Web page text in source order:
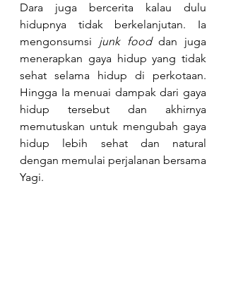
Dara juga bercerita kalau dulu
hidupnya tidak berkelanjutan. Ia
mengonsumsi junk food dan juga
menerapkan gaya hidup yang tidak
sehat selama hidup di perkotaan.
Hingga Ia menuai dampak dari gaya
hidup tersebut dan akhirnya
memutuskan untuk mengubah gaya
hidup lebih sehat dan natural
dengan memulai perjalanan bersama
Yagi.